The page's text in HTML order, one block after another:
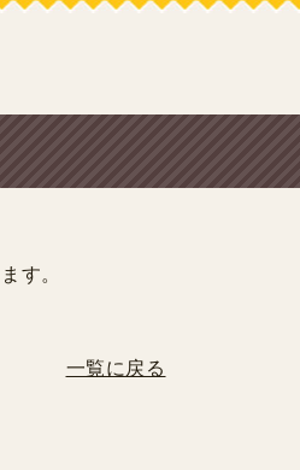
す。
一覧に戻る